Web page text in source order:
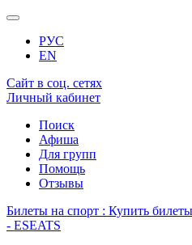
РУС
EN
Сайт в соц. сетях
Личный кабинет
Поиск
Афиша
Для групп
Помощь
Отзывы
Билеты на спорт : Купить
- ESEATS